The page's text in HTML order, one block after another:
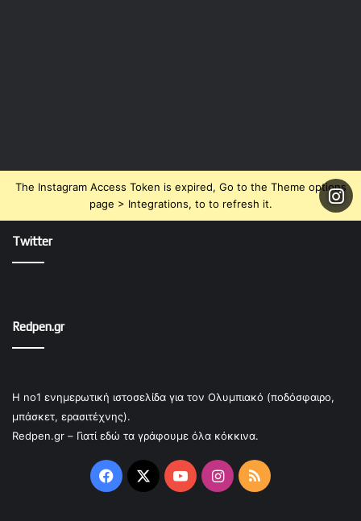
The Instagram Access Token is expired, Go to the Theme options
page > Integrations, to to refresh it.
Twitter
Redpen.gr
Η no1 ενημερωτική ιστοσελίδα για τον Ολυμπιακό (ποδόσφαιρο,
μπάσκετ, ερασιτέχνης).
Redpen.gr – Γιατί εδώ τα γράφουμε όλα κόκκινα.
Facebook
X YouTubeInstagram
RSS